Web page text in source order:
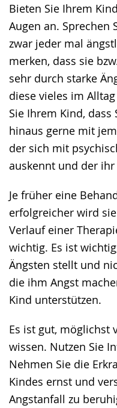
Bieten Sie Ihrem
Augen an. Sprechen
zwar jeder mal
merken, dass sie
sehr durch starke
diese vieles im
Sie Ihrem Kind, dass
hinaus gerne mit
der sich mit
auskennt und der
Je früher eine
erfolgreicher wird
Verlauf einer
wichtig. Es ist
Ängsten stellt und
die ihm Angst
Kind unterstützen.
Es ist gut, möglichst
wissen. Nutzen Sie
Nehmen Sie die
Kindes ernst und
Angstanfall zu
Gebärdensprache
wird
angezeigt.